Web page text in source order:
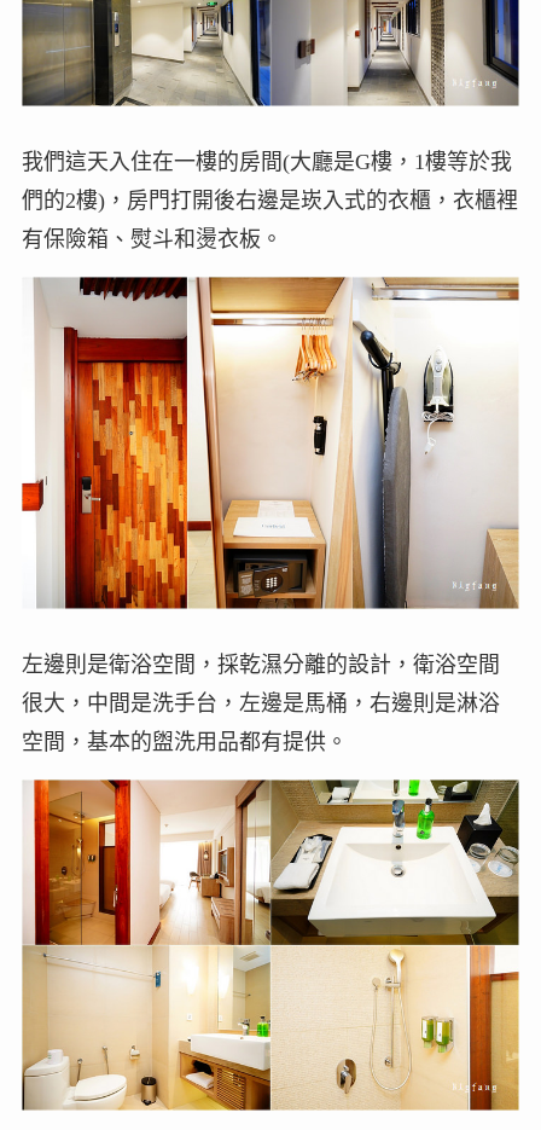
我們這天入住在一樓的房間(大廳是G樓，1樓等於我
們的2樓)，房門打開後右邊是崁入式的衣櫃，衣櫃裡
有保險箱、熨斗和燙衣板。
左邊則是衛浴空間，採乾濕分離的設計，衛浴空間
很大，中間是洗手台，左邊是馬桶，右邊則是淋浴
空間，基本的盥洗用品都有提供。